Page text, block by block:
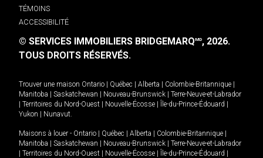
TÉMOINS
ACCESSIBILITÉ
© SERVICES IMMOBILIERS BRIDGEMARQMD, 2026.
TOUS DROITS RÉSERVÉS.
Trouver une maison Ontario | Québec | Alberta | Colombie-Britannique |
Manitoba | Saskatchewan | Nouveau-Brunswick | Terre-Neuve-et-Labrador
| Territoires du Nord-Ouest | Nouvelle-Écosse | Île-du-Prince-Édouard |
Yukon | Nunavut
Maisons à louer - Ontario | Québec | Alberta | Colombie-Britannique |
Manitoba | Saskatchewan | Nouveau-Brunswick | Terre-Neuve-et-Labrador
| Territoires du Nord-Ouest | Nouvelle-Écosse | Île-du-Prince-Édouard |